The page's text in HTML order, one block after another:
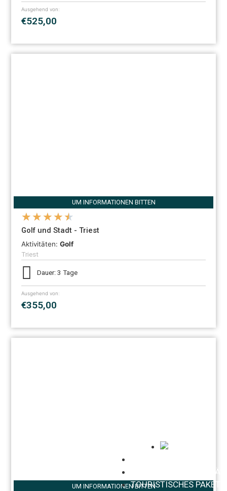
HOTELS UND
TOURISTISCHES PAKET
Ausgehend von:
€525,00
UM INFORMATIONEN BITTEN
★★★★★
Golf und Stadt - Triest
Aktivitäten:Golf
Triest
Dauer: 3 Tage
Ausgehend von:
€355,00
UM INFORMATIONEN BITTEN